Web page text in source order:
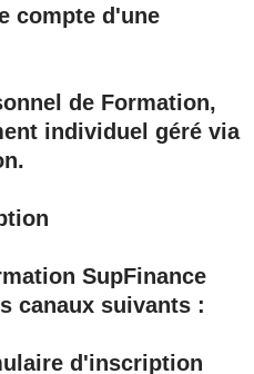
compte d'une
de Formation,
individuel géré via
SupFinance
canaux suivants :
d'inscription